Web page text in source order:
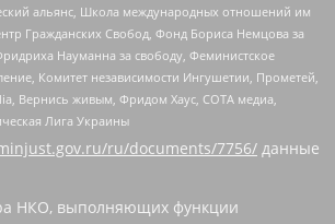
альянс, Школа международных отношений им
Гражданских Свобод, Фонд Бориса Немцова за
Науманна за свободу, Феминистское
Комитет независимости Ингушетии, Прометей,
Вернись живым, Фридом Хаус, СОТА медиа,
Лига Украины
ru/documents/7756/ данные
НКО, выполняющих функции